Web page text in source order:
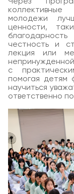
молодежи
ценности,
честность и
лекция или
с
помогая детям
научиться
ответственно